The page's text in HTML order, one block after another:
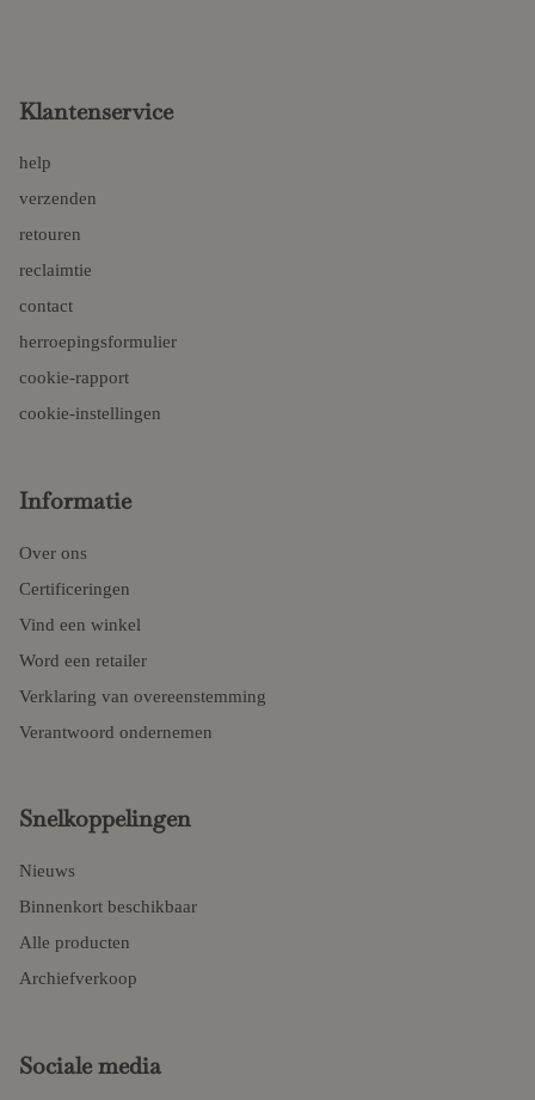
Klantenservice
help
verzenden
retouren
reclaimtie
contact
herroepingsformulier
cookie-rapport
cookie-instellingen
Informatie
Over ons
Certificeringen
Vind een winkel
Word een retailer
Verklaring van overeenstemming
Verantwoord ondernemen
Snelkoppelingen
Nieuws
Binnenkort beschikbaar
Alle producten
Archiefverkoop
Sociale media